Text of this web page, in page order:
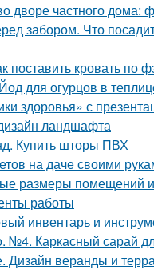
частного дома:
забором. Что
поставить кровать по
для огурцов в
здоровья» с
ландшафта
Купить шторы ПВХ
на даче своими
размеры помещений
работы
инвентарь и
№4. Каркасный сарай
веранды и